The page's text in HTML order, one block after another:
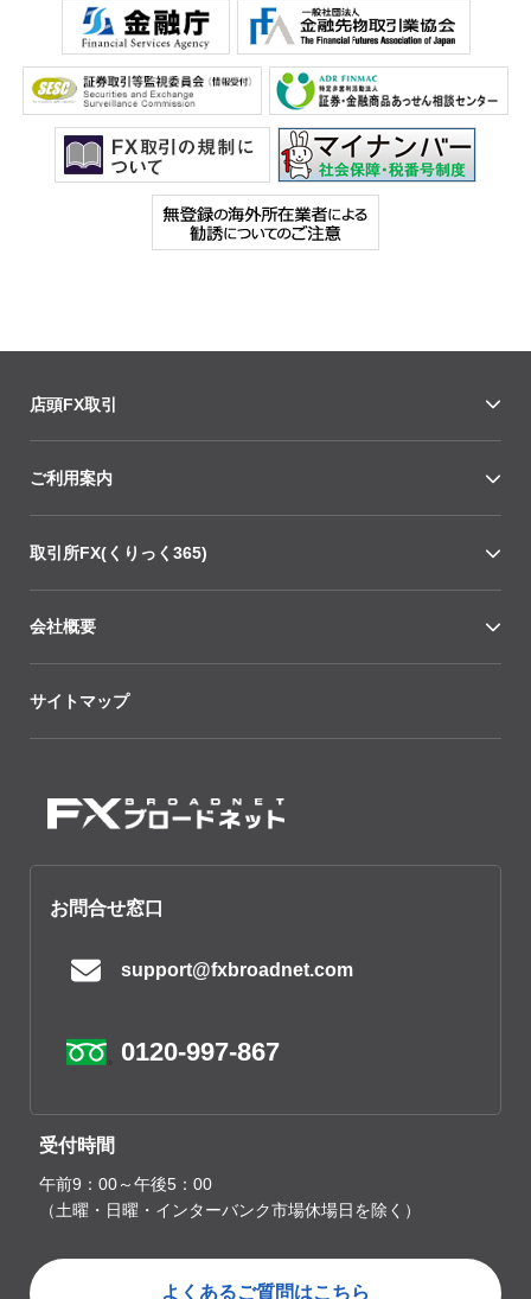
店頭FX取引
ご利用案内
取引所FX(くりっく365)
会社概要
サイトマップ
お問合せ窓口
support@fxbroadnet.com
0120-997-867
受付時間
午前9：00～午後5：00
（土曜・日曜・インターバンク市場休場日を除く）
よくあるご質問はこちら